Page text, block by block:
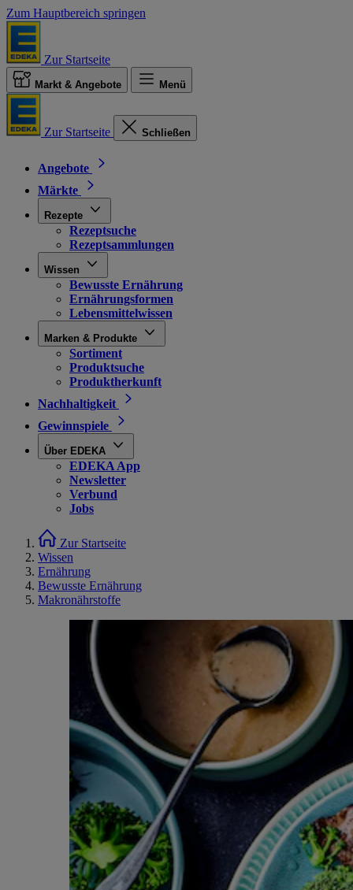
Zum Hauptbereich springen
Zur Startseite
Markt & Angebote Menü
Zur Startseite Schließen
Angebote
Märkte
Rezepte
Rezeptsuche
Rezeptsammlungen
Wissen
Bewusste Ernährung
Ernährungsformen
Lebensmittelwissen
Marken & Produkte
Sortiment
Produktsuche
Produktherkunft
Nachhaltigkeit
Gewinnspiele
Über EDEKA
EDEKA App
Newsletter
Verbund
Jobs
Zur Startseite
Wissen
Ernährung
Bewusste Ernährung
Makronährstoffe